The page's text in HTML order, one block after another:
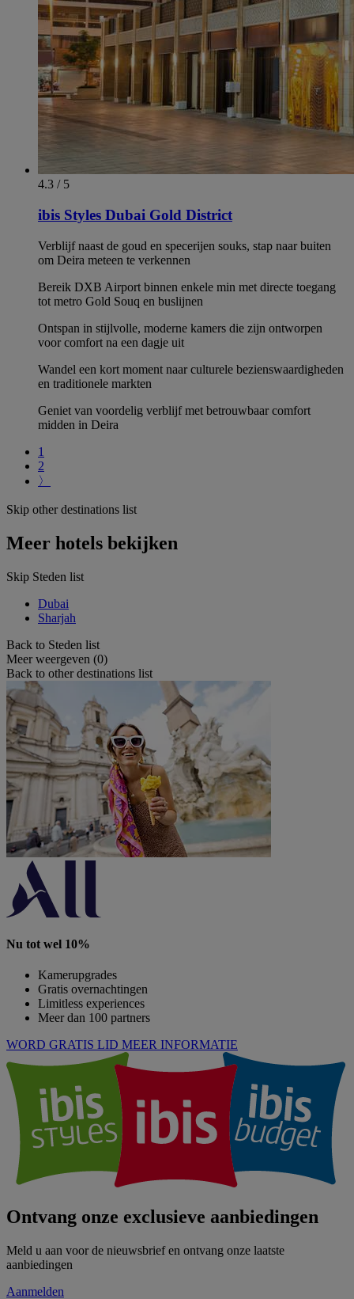
4.3 / 5
ibis Styles Dubai Gold District
Verblijf naast de goud en specerijen souks, stap naar buiten
om Deira meteen te verkennen
Bereik DXB Airport binnen enkele min met directe toegang
tot metro Gold Souq en buslijnen
Ontspan in stijlvolle, moderne kamers die zijn ontworpen
voor comfort na een dagje uit
Wandel een kort moment naar culturele bezienswaardigheden
en traditionele markten
Geniet van voordelig verblijf met betrouwbaar comfort
midden in Deira
1
2
〉
Skip other destinations list
Meer hotels bekijken
Skip Steden list
Dubai
Sharjah
Back to Steden list
Meer weergeven (0)
Back to other destinations list
Nu tot wel 10%
Kamerupgrades
Gratis overnachtingen
Limitless experiences
Meer dan 100 partners
WORD GRATIS LID MEER INFORMATIE
Ontvang onze exclusieve aanbiedingen
Meld u aan voor de nieuwsbrief en ontvang onze laatste
aanbiedingen
Aanmelden